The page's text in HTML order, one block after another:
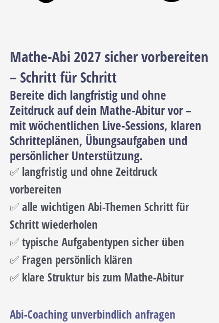
Mathe-Abi 2027 sicher vorbereiten
– Schritt für Schritt
Bereite dich langfristig und ohne
Zeitdruck auf dein Mathe-Abitur vor –
mit wöchentlichen Live-Sessions, klaren
Schritteplänen, Übungsaufgaben und
persönlicher Unterstützung.
✅ langfristig und ohne Zeitdruck
vorbereiten
✅ alle wichtigen Abi-Themen Schritt für
Schritt wiederholen
✅ typische Aufgabentypen sicher üben
✅ Fragen persönlich klären
✅ klare Struktur bis zum Mathe-Abitur
Abi-Coaching unverbindlich anfragen